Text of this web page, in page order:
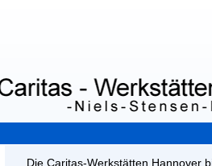
Die Caritas-Werkstätten Hannover